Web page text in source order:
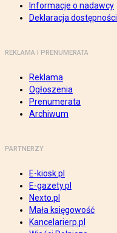
Informacje o nadawcy
Deklaracja dostępności
REKLAMA I PRENUMERATA
Reklama
Ogłoszenia
Prenumerata
Archiwum
PARTNERZY
E-kiosk.pl
E-gazety.pl
Nexto.pl
Mała księgowość
Kancelarierp.pl